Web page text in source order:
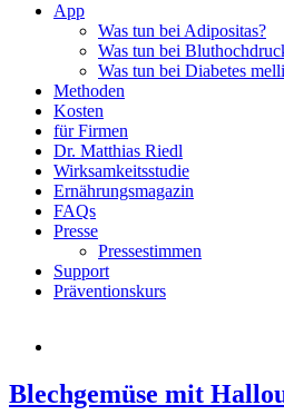
App
Was tun bei Adipositas?
Was tun bei
Was tun bei Diabetes
Methoden
Kosten
für Firmen
Dr. Matthias Riedl
Wirksamkeitsstudie
Ernährungsmagazin
FAQs
Presse
Pressestimmen
Support
Präventionskurs
Blechgemüse mit